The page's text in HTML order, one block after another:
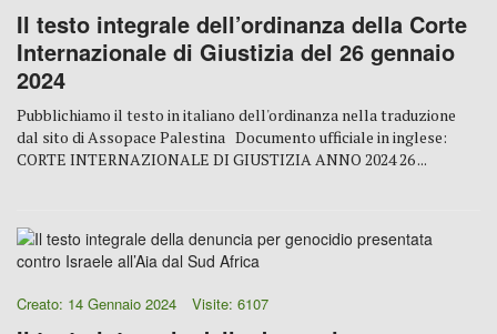
Il testo integrale dell’ordinanza della Corte
Internazionale di Giustizia del 26 gennaio
2024
Pubblichiamo il testo in italiano dell'ordinanza nella traduzione
dal sito di Assopace Palestina Documento ufficiale in inglese:
CORTE INTERNAZIONALE DI GIUSTIZIA ANNO 2024 26 ...
Creato: 14 Gennaio 2024 Visite: 6107